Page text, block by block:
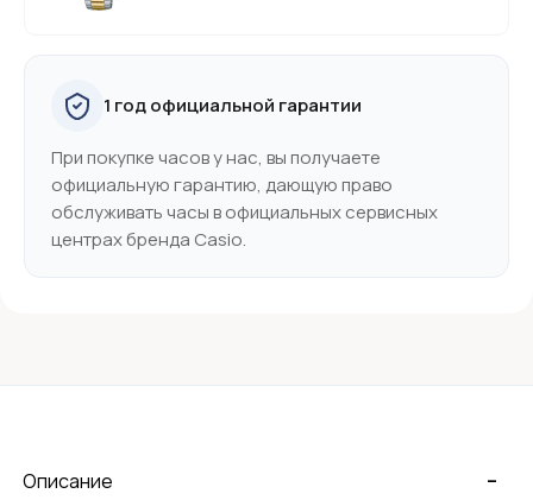
1 год официальной гарантии
При покупке часов у нас, вы получаете
официальную гарантию, дающую право
обслуживать часы в официальных сервисных
центрах бренда Casio.
-
Описание